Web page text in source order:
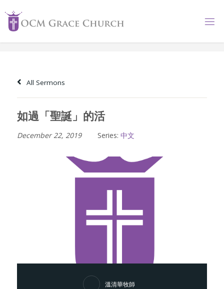
content
All Sermons
如過「聖誕」的活
December 22, 2019 Series: 中文
溫清華牧師